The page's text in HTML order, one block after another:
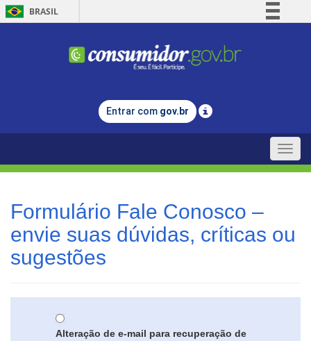
BRASIL
Comunica BR
Legislação
Entrar com gov.br
Toggle
Formulário Fale Conosco –
envie suas dúvidas, críticas ou
sugestões
Alteração de e-mail para recuperação de